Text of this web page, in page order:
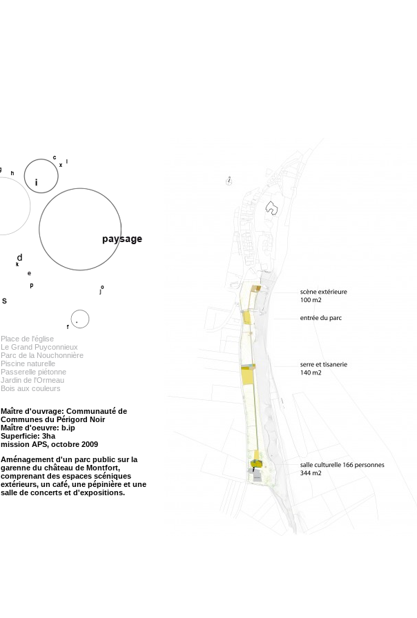
Place de l'église
Le Grand Puyconnieux
Parc de la Nouchonnière
Piscine naturelle
Passerelle piétonne
Jardin de l'Ormeau
Bois aux couleurs
Maître d'ouvrage: Communauté de
Communes du Périgord Noir
Maître d'oeuvre: b.ip
Superficie: 3ha
mission APS, octobre 2009
Aménagement d'un parc public sur la
garenne du château de Montfort,
comprenant des espaces scéniques
extérieurs, un café, une pépinière et une
salle de concerts et d'expositions.